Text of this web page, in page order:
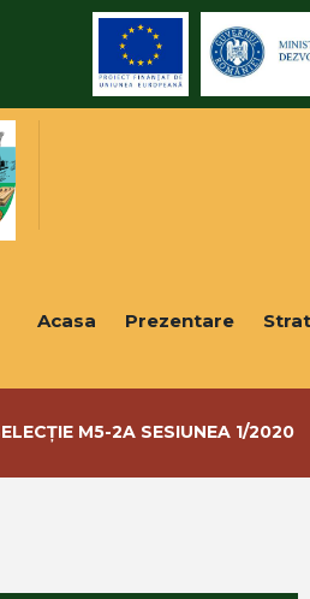
Acasa Prezentare
M5-2A SESIUNEA 1/2020